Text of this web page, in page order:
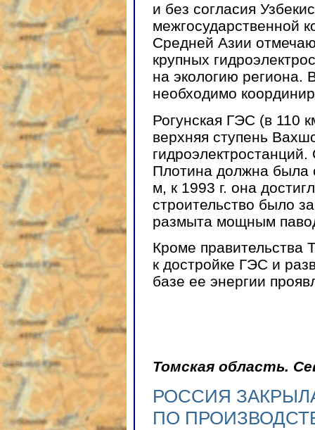
и без согласия
межгосударственной
Средней Азии
крупных
на экологию региона.
необходимо
Рогунская ГЭС (в 110
верхняя ступень
Плотина должна
м, к 1993 г. она
строительство было
размыта мощным
Кроме правительства
к достройке ГЭС и
базе ее энергии
Томская область.
РОССИЯ
ПО